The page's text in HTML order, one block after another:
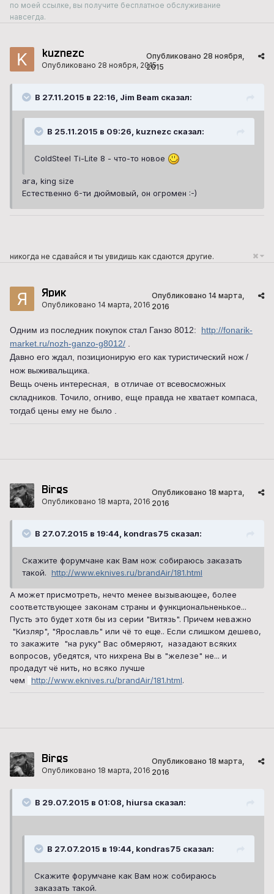
по моей ссылке, вы получите бесплатное обслуживание
навсегда.
kuznezc
Опубликовано 28 ноября, 2015
Опубликовано 28 ноября,
2015
В 27.11.2015 в 22:16, Jim Beam сказал:
В 25.11.2015 в 09:26, kuznezc сказал:
ColdSteel Ti-Lite 8 - что-то новое
ага, king size
Естественно 6-ти дюймовый, он огромен :-)
никогда не сдавайся и ты увидишь как сдаются другие.
Ярик
Опубликовано 14 марта, 2016
Опубликовано 14 марта,
2016
Одним из последник покупок стал Ганзо 8012: http://fonarik-
market.ru/nozh-ganzo-g8012/
Давно его ждал, позиционирую его как туристический нож /
нож выживальщика.
Вещь очень интересная, в отличае от всевосможных
складников. Точило, огниво, еще правда не хватает компаса,
тогдаб цены ему не было .
Birgs
Опубликовано 18 марта, 2016
Опубликовано 18 марта,
2016
В 27.07.2015 в 19:44, kondras75 сказал:
Скажите форумчане как Вам нож собираюсь заказать
такой. http://www.eknives.ru/brandAir/181.html
А может присмотреть, нечто менее вызывающее, более
соответствующее законам страны и функциональненькое...
Пусть это будет хотя бы из серии "Витязь". Причем неважно
"Кизляр", "Ярославль" или чё то еще.. Если слишком дешево,
то закажите "на руку" Вас обмеряют, назадают всяких
вопросов, убедятся, что нихрена Вы в "железе" не... и
продадут чё нить, но всяко лучше
чем
http://www.eknives.ru/brandAir/181.html.
Birgs
Опубликовано 18 марта, 2016
Опубликовано 18 марта,
2016
В 29.07.2015 в 01:08, hiursa сказал:
В 27.07.2015 в 19:44, kondras75 сказал:
Скажите форумчане как Вам нож собираюсь
заказать такой.